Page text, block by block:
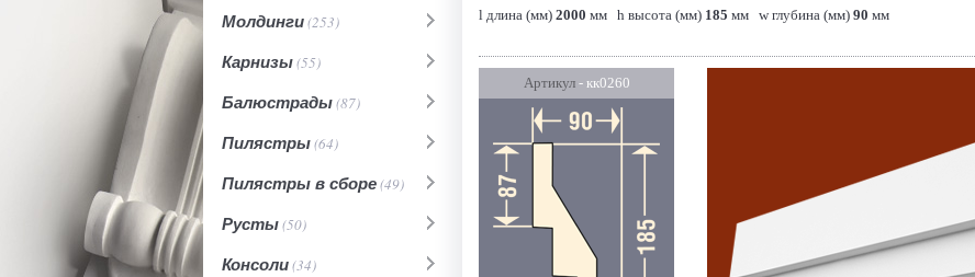
Молдинги(253)
Карнизы(55)
Балюстрады(87)
Пилястры(64)
Пилястры в сборе(49)
Русты(50)
Консоли(34)
l длина (мм) 2000 мм h высота (мм) 185 мм w глубина (мм) 90 мм
Артикул- кк0260